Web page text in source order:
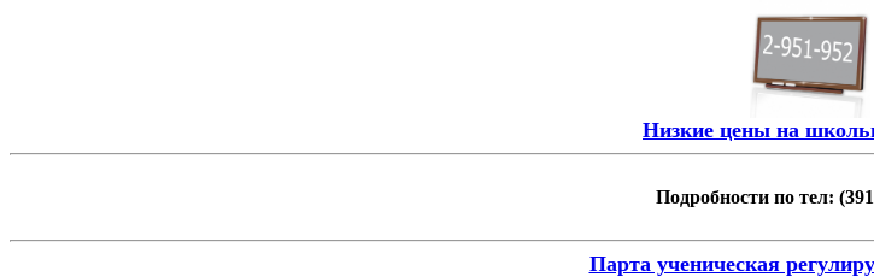
Низкие цены на
Подробности по тел:
Парта ученическая